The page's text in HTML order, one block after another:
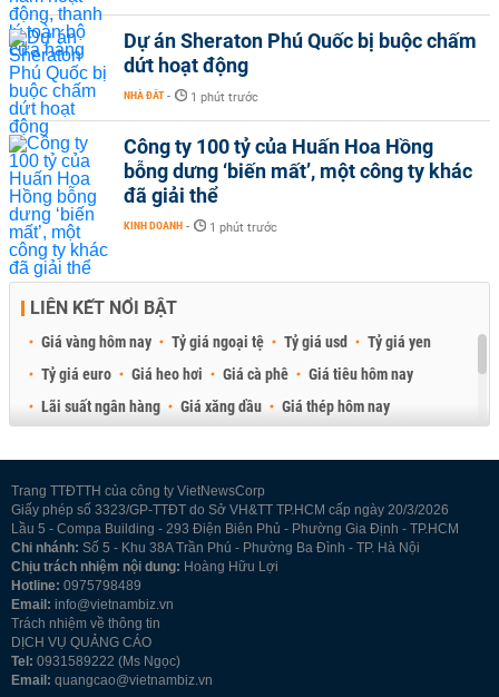
Dự án Sheraton Phú Quốc bị buộc chấm
dứt hoạt động
NHÀ ĐẤT - 1 phút trước
Công ty 100 tỷ của Huấn Hoa Hồng
bỗng dưng ‘biến mất’, một công ty khác
đã giải thể
KINH DOANH - 1 phút trước
LIÊN KẾT NỔI BẬT
Giá vàng hôm nay Tỷ giá ngoại tệ Tỷ giá usd
Tỷ giá yen
Tỷ giá euro
Giá heo hơi Giá cà phê
Giá tiêu hôm nay
Lãi suất ngân hàng
Giá xăng dầu
Giá thép hôm nay
Trang TTĐTTH của công ty VietNewsCorp
Giấy phép số 3323/GP-TTĐT do Sở VH&TT TP.HCM cấp ngày 20/3/2026
Lầu 5 - Compa Building - 293 Điện Biên Phủ - Phường Gia Định - TP.HCM
Chi nhánh: Số 5 - Khu 38A Trần Phú - Phường Ba Đình - TP. Hà Nội
Chịu trách nhiệm nội dung: Hoàng Hữu Lợi
Hotline: 0975798489
Email: info@vietnambiz.vn
Trách nhiệm về thông tin
DỊCH VỤ QUẢNG CÁO
Tel: 0931589222 (Ms Ngọc)
Email: quangcao@vietnambiz.vn